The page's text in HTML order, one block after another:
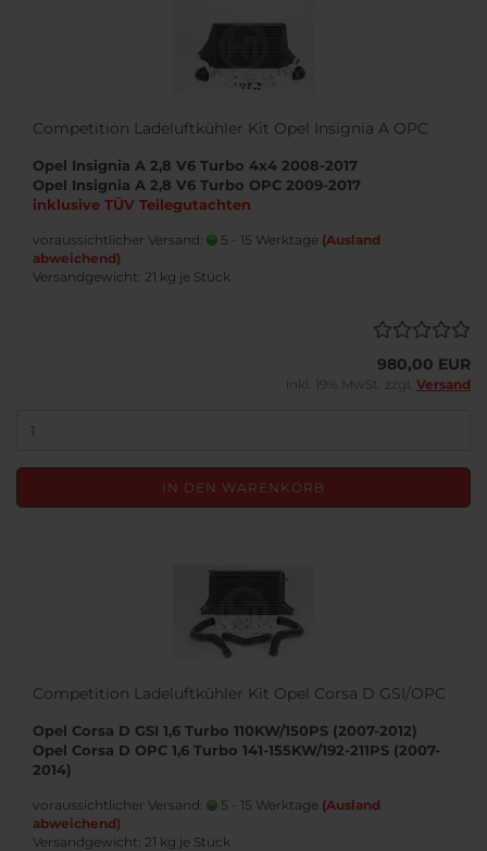
Competition Ladeluftkühler Kit Opel Insignia A OPC
Opel Insignia A 2,8 V6 Turbo 4x4 2008-2017
Opel Insignia A 2,8 V6 Turbo OPC 2009-2017
inklusive TÜV Teilegutachten
voraussichtlicher Versand: 5 - 15 Werktage (Ausland
abweichend)
Versandgewicht: 21 kg je Stück
980,00 EUR
inkl. 19% MwSt. zzgl. Versand
IN DEN WARENKORB
Competition Ladeluftkühler Kit Opel Corsa D GSI/OPC
Opel Corsa D GSI 1,6 Turbo 110KW/150PS (2007-2012)
Opel Corsa D OPC 1,6 Turbo 141-155KW/192-211PS (2007-
2014)
voraussichtlicher Versand: 5 - 15 Werktage (Ausland
abweichend)
Versandgewicht: 21 kg je Stück